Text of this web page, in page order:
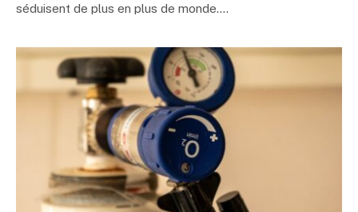
séduisent de plus en plus de monde.…